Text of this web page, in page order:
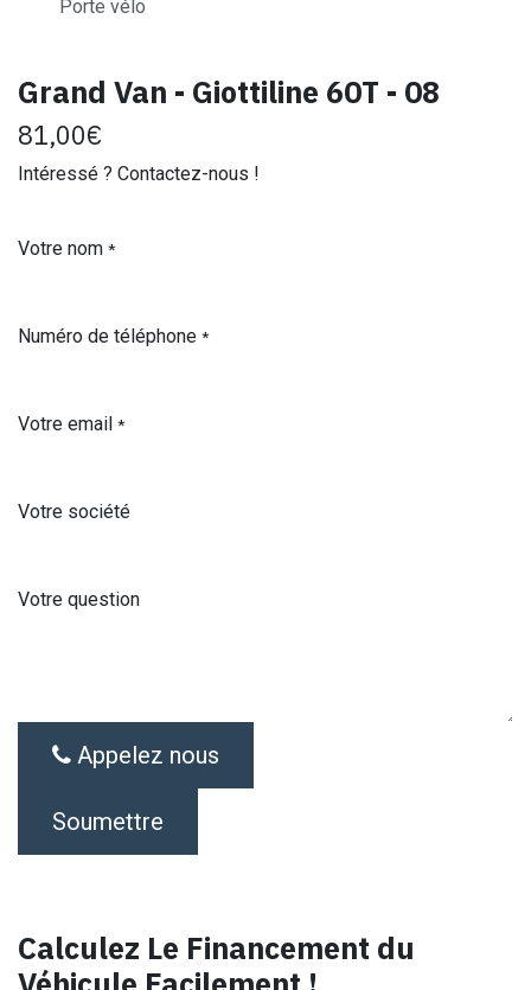
Porte vélo
Grand Van - Giottiline 60T - 08
81,00€
Intéressé ? Contactez-nous !
Votre nom *
Numéro de téléphone *
Votre email *
Votre société
Votre question
Appelez nous
Soumettre
Calculez Le Financement du